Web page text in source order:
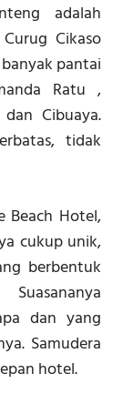
adalah
Cikaso
pantai
Ratu ,
Cibuaya.
tidak
Beach Hotel,
cukup unik,
berbentuk
dan yang
Samudera
hotel.